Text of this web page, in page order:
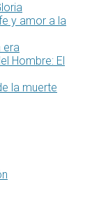
y amor a la
era
Hombre: El
la muerte